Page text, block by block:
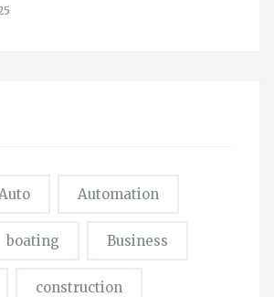
Automation
boating Business
construction